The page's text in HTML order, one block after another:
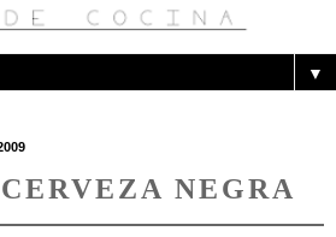
▼
NEGRA